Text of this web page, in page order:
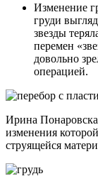
Изменение
груди
звезды
перемен
довольно
операцией.
Ирина
изменения
струящейся